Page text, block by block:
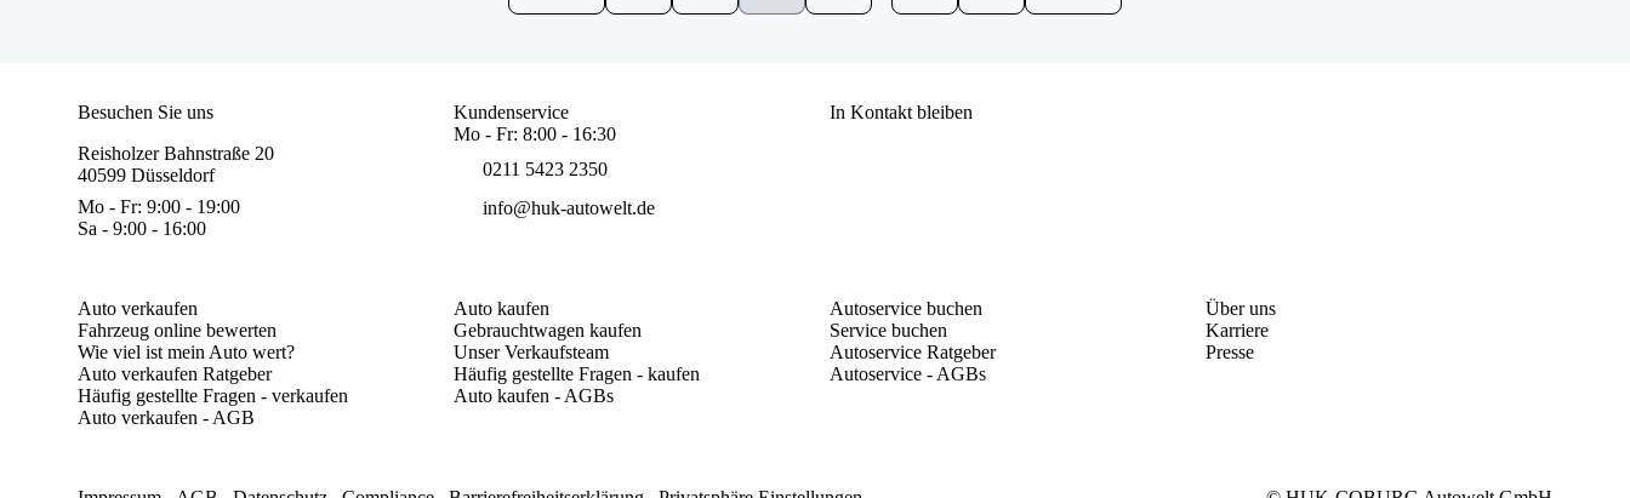
Besuchen Sie uns
Reisholzer Bahnstraße 20
40599 Düsseldorf
Mo - Fr: 9:00 - 19:00
Sa - 9:00 - 16:00
Kundenservice
Mo - Fr: 8:00 - 16:30
0211 5423 2350
info@huk-autowelt.de
In Kontakt bleiben
Auto verkaufen
Fahrzeug online bewerten
Wie viel ist mein Auto wert?
Auto verkaufen Ratgeber
Häufig gestellte Fragen - verkaufen
Auto verkaufen - AGB
Auto kaufen
Gebrauchtwagen kaufen
Unser Verkaufsteam
Häufig gestellte Fragen - kaufen
Auto kaufen - AGBs
Autoservice buchen
Service buchen
Autoservice Ratgeber
Autoservice - AGBs
Über uns
Karriere
Presse